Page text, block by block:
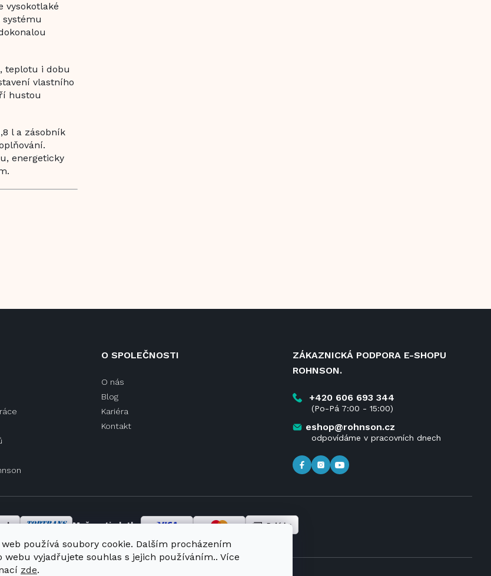
web používá soubory cookie. Dalším procházením
webu vyjadřujete souhlas s jejich používáním.. Více
zde.
vysokotlaké
teplotu i dobu
vlastního
hustou
l a zásobník
energeticky
O SPOLEČNOSTI
O nás
Blog
Kariéra
Kontakt
ZÁKAZNICKÁ PODPORA E-SHOPU
ROHNSON.
+420 606 693 344
(Po-Pá 7:00 - 15:00)
eshop@rohnson.cz
odpovídáme v pracovních dnech
Možnosti platby